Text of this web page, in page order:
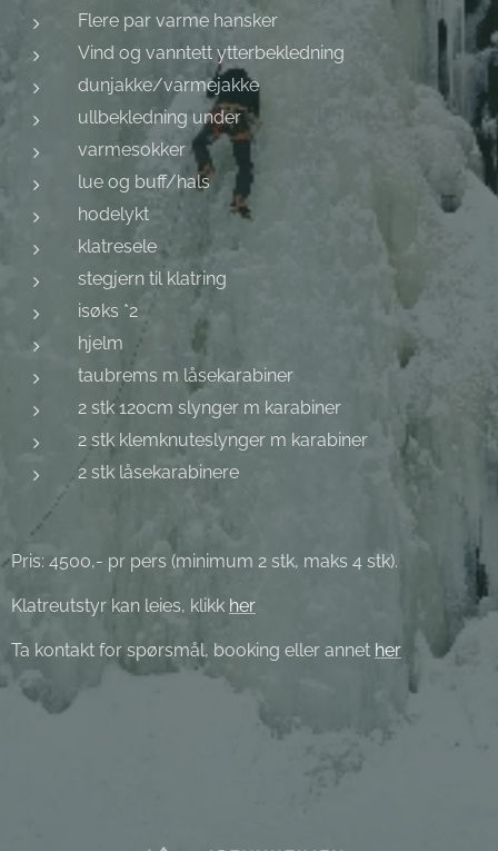
Flere par varme hansker
Vind og vanntett ytterbekledning
dunjakke/varmejakke
ullbekledning under
varmesokker
lue og buff/hals
hodelykt
klatresele
stegjern til klatring
isøks *2
hjelm
taubrems m låsekarabiner
2 stk 120cm slynger m karabiner
2 stk klemknuteslynger m karabiner
2 stk låsekarabinere
Pris: 4500,- pr pers (minimum 2 stk, maks 4 stk).
Klatreutstyr kan leies, klikk her
Ta kontakt for spørsmål, booking eller annet her